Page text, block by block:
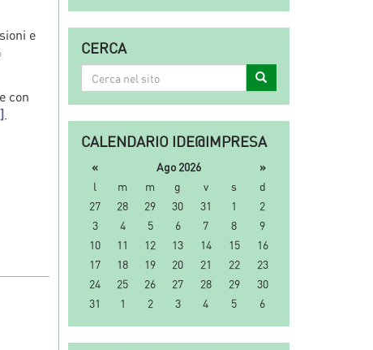
e
con
.
CERCA
nel
sito
Cerca
CALENDARIO IDE@IMPRESA
« Ago 2026
»
l
m m g v s
d
27
28 29 30 31 1
2
3
4 5 6 7 8
9
10
11 12 13 14 15
16
17
18 19 20 21 22
23
24
25 26 27 28 29
30
31
1 2 3 4 5 6